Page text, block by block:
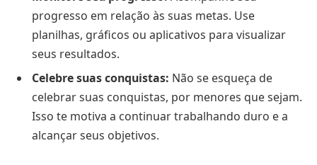
progresso em relação às suas metas. Use
planilhas, gráficos ou aplicativos para visualizar
seus resultados.
Celebre suas conquistas: Não se esqueça de
celebrar suas conquistas, por menores que sejam.
Isso te motiva a continuar trabalhando duro e a
alcançar seus objetivos.